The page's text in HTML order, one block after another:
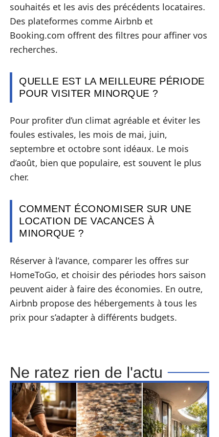
souhaités et les avis des précédents locataires.
Des plateformes comme Airbnb et
Booking.com offrent des filtres pour affiner vos
recherches.
QUELLE EST LA MEILLEURE PÉRIODE
POUR VISITER MINORQUE ?
Pour profiter d’un climat agréable et éviter les
foules estivales, les mois de mai, juin,
septembre et octobre sont idéaux. Le mois
d’août, bien que populaire, est souvent le plus
cher.
COMMENT ÉCONOMISER SUR UNE
LOCATION DE VACANCES À
MINORQUE ?
Réserver à l’avance, comparer les offres sur
HomeToGo, et choisir des périodes hors saison
peuvent aider à faire des économies. En outre,
Airbnb propose des hébergements à tous les
prix pour s’adapter à différents budgets.
Ne ratez rien de l'actu